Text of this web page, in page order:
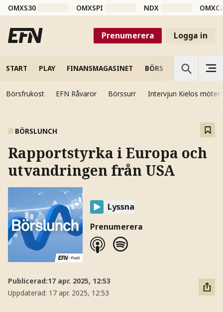
OMXS30 OMXSPI NDX
Prenumerera Logga in
START PLAY FINANSMAGASINET BÖRS VETENSKAP
Börsfrukost EFN Råvaror Börssurr Intervjun Kielos möter
BÖRSLUNCH
Rapportstyrka i Europa och
utvandringen från USA
Lyssna
Prenumerera
Publicerad:17 apr. 2025, 12:53
Uppdaterad: 17 apr. 2025, 12:53